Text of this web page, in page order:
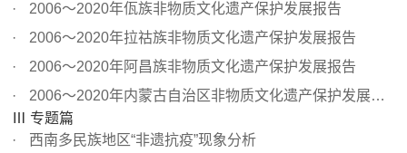
2006～2020年佤族非物质文化遗产保护发展报告
2006～2020年拉祜族非物质文化遗产保护发展报告
2006～2020年阿昌族非物质文化遗产保护发展报告
2006～2020年内蒙古自治区非物质文化遗产保护发展报告
Ⅲ 专题篇
西南多民族地区“非遗抗疫”现象分析